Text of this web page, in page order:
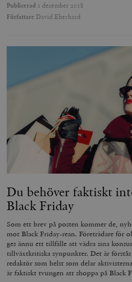
Publicerad 1 december 2018
Författare David Eberhard
Du behöver faktiskt
Black Friday
Som ett brev på posten kommer de,
mot Black Friday-rean. Företrädare för
ges ännu ett tillfälle att vädra sina
tillväxtkritiska synpunkter. Det är
redaktör som helst som delar
är faktiskt tvungen att shoppa på Black